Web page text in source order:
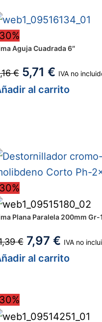
Aguja Cuadrada 6″
€ 5,71 € IVA no
al carrito
Plana Paralela 200mm Gr-
€ 7,97 € IVA no
al carrito